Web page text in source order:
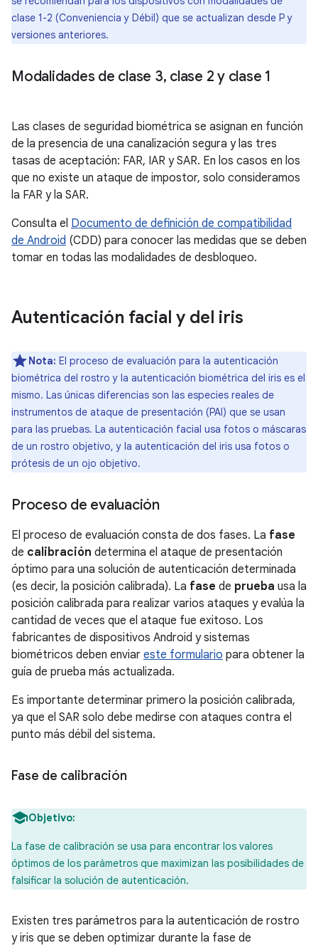
clase 1-2 (Conveniencia y Débil) que se actualizan desde P y
versiones anteriores.
Modalidades de clase 3, clase 2 y clase 1
Las clases de seguridad biométrica se asignan en función
de la presencia de una canalización segura y las tres
tasas de aceptación: FAR, IAR y SAR. En los casos en los
que no existe un ataque de impostor, solo consideramos
la FAR y la SAR.
Consulta el Documento de definición de compatibilidad
de Android (CDD) para conocer las medidas que se deben
tomar en todas las modalidades de desbloqueo.
Autenticación facial y del iris
Nota: El proceso de evaluación para la autenticación
biométrica del rostro y la autenticación biométrica del iris es el
mismo. Las únicas diferencias son las especies reales de
instrumentos de ataque de presentación (PAI) que se usan
para las pruebas. La autenticación facial usa fotos o máscaras
de un rostro objetivo, y la autenticación del iris usa fotos o
prótesis de un ojo objetivo.
Proceso de evaluación
El proceso de evaluación consta de dos fases. La fase
de calibración determina el ataque de presentación
óptimo para una solución de autenticación determinada
(es decir, la posición calibrada). La fase de prueba usa la
posición calibrada para realizar varios ataques y evalúa la
cantidad de veces que el ataque fue exitoso. Los
fabricantes de dispositivos Android y sistemas
biométricos deben enviar este formulario para obtener la
guía de prueba más actualizada.
Es importante determinar primero la posición calibrada,
ya que el SAR solo debe medirse con ataques contra el
punto más débil del sistema.
Fase de calibración
Objetivo:
La fase de calibración se usa para encontrar los valores
óptimos de los parámetros que maximizan las posibilidades de
falsificar la solución de autenticación.
Existen tres parámetros para la autenticación de rostro
y iris que se deben optimizar durante la fase de